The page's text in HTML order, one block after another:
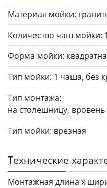
Материал мойки:
Количество чаш мойки: 1
Форма мойки:
Тип мойки: 1 чаша, без
Тип монтажа:
на столешницу,
Тип мойки: врезная
Технические
Монтажная длина х